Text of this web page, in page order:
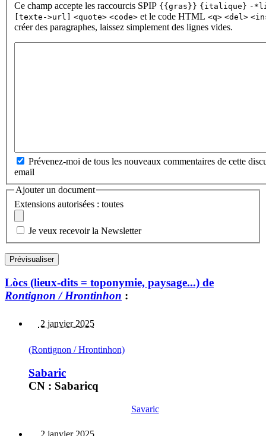
Ce champ accepte les raccourcis SPIP {{gras}} {italique} -
[texte->url]
<quote> <code> et le code HTML <q> <del>
créer des paragraphes, laissez simplement des lignes vides.
Prévenez-moi de tous les nouveaux commentaires de cette
email
Ajouter un document
Extensions autorisées : toutes
Je veux recevoir la Newsletter
Lòcs (lieux-dits = toponymie, paysage...) de
Rontignon / Hrontinhon :
2 janvier 2025
(Rontignon / Hrontinhon)
Sabaric
CN : Sabaricq
Savaric
2 janvier 2025